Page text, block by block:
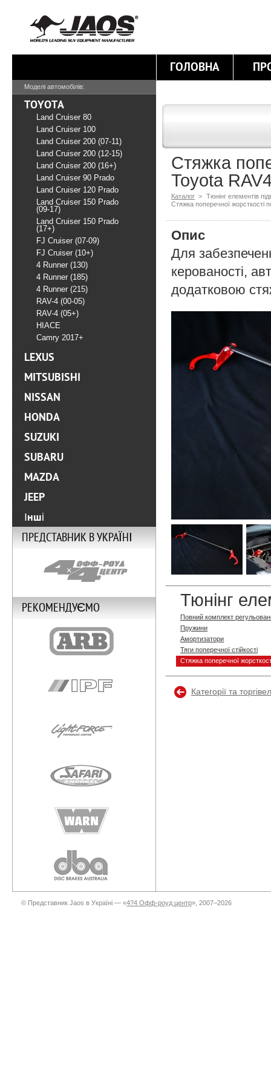
ГОЛОВНА
Стяжка
Toyota
Каталог > Тюнінг елементів
Стяжка поперечної жорсткості
Опис
Для
керованості,
додатковою
Тюнінг
Повний комплект
Пружини
Амортизатори
Тяги поперечної стійкості
Стяжка поперечної
Категорії та
Моделі автомобілів:
TOYOTA
Land Cruiser 80
Land Cruiser 100
Land Cruiser 200 (07-11)
Land Cruiser 200 (12-15)
Land Cruiser 200 (16+)
Land Cruiser 90 Prado
Land Cruiser 120 Prado
Land Cruiser 150 Prado
(09-17)
Land Cruiser 150 Prado
(17+)
FJ Cruiser (07-09)
FJ Cruiser (10+)
4 Runner (130)
4 Runner (185)
4 Runner (215)
RAV-4 (00-05)
RAV-4 (05+)
HIACE
Camry 2017+
LEXUS
MITSUBISHI
NISSAN
HONDA
SUZUKI
SUBARU
MAZDA
JEEP
Інші
ПРЕДСТАВНИК В УКРАЇНІ
РЕКОМЕНДУЄМО
© Представник Jaos в Україні — «4?4 Офф-роуд центр», 2007–2026